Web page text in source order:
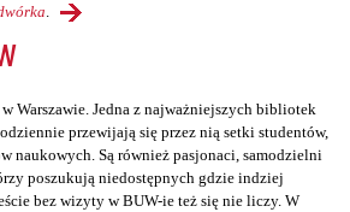
Warszawie. Jedna z najważniejszych bibliotek
przewijają się przez nią setki studentów,
naukowych. Są również pasjonaci, samodzielni
poszukują niedostępnych gdzie indziej
bez wizyty w BUW-ie też się nie liczy. W